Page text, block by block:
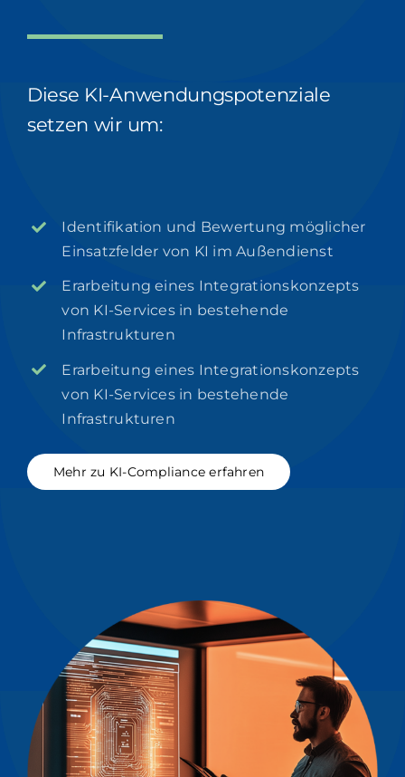
Diese KI-Anwendungspotenziale
setzen wir um:
Identifikation und Bewertung möglicher
Einsatzfelder von KI im Außendienst
Erarbeitung eines Integrationskonzepts
von KI-Services in bestehende
Infrastrukturen
Erarbeitung eines Integrationskonzepts
von KI-Services in bestehende
Infrastrukturen
Mehr zu KI-Compliance erfahren